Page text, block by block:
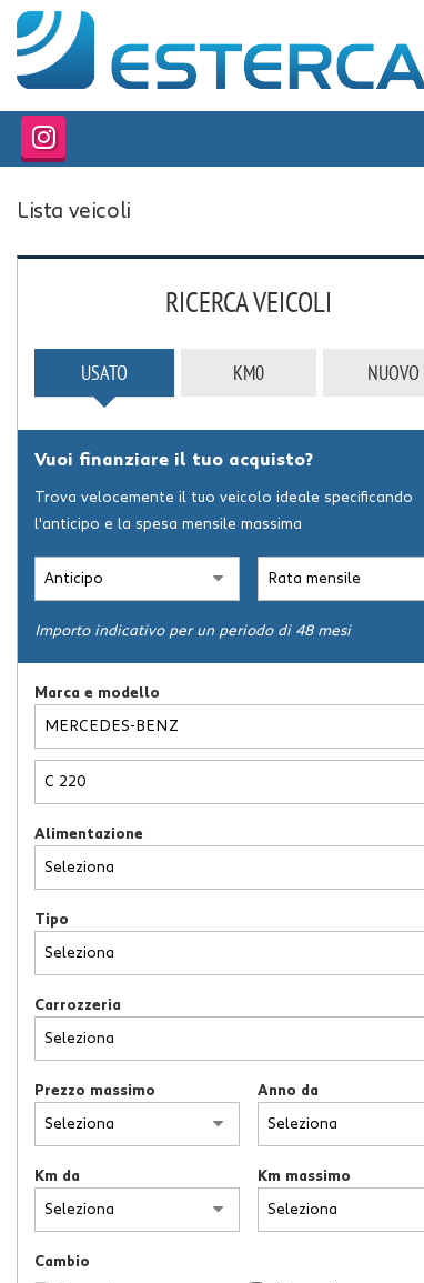
HOME
LISTA VEICOLI
FINANZIAMENTI
Lista veicoli
RICERCA VEICOLI
USATO KM0 NUOVO
Vuoi finanziare il tuo acquisto?
Trova velocemente il tuo veicolo ideale specificando
l'anticipo e la spesa mensile massima
Importo indicativo per un periodo di 48 mesi
Marca e modello
Alimentazione
Tipo
Carrozzeria
Prezzo massimo Anno da
Km da Km massimo
Cambio